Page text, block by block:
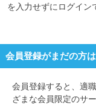
を入力せずにログイン
会員登録がまだの方
会員登録すると、 適
ざまな会員限定のサ